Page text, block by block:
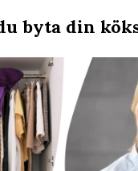
byta din